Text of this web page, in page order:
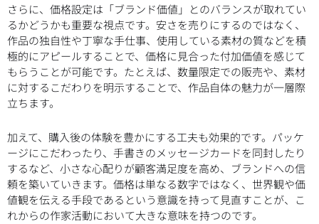
さらに、価格設定は「ブランド価値」とのバランスが取れてい
るかどうかも重要な視点です。安さを売りにするのではなく、
作品の独自性や丁寧な手仕事、使用している素材の質などを積
極的にアピールすることで、価格に見合った付加価値を感じて
もらうことが可能です。たとえば、数量限定での販売や、素材
に対するこだわりを明示することで、作品自体の魅力が一層際
立ちます。
加えて、購入後の体験を豊かにする工夫も効果的です。パッケ
ージにこだわったり、手書きのメッセージカードを同封したり
するなど、小さな心配りが顧客満足度を高め、ブランドへの信
頼を築いていきます。価格は単なる数字ではなく、世界観や価
値観を伝える手段であるという意識を持って見直すことが、こ
れからの作家活動において大きな意味を持つのです。